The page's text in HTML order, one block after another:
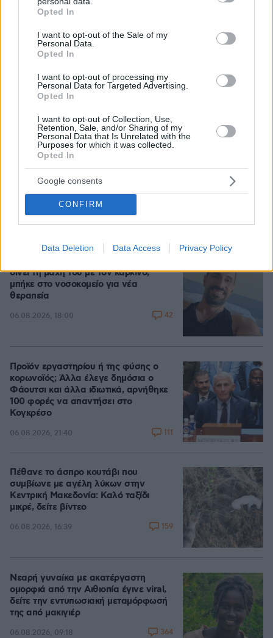
grant or deny consent to Google and its third-party tags to
use your data for below specified purposes in below Google
consent section.
Opted In
I want to opt-out of the Sale of my
Personal Data.
Opted In
I want to opt-out of processing my
Personal Data for Targeted Advertising.
Opted In
I want to opt-out of Collection, Use,
Retention, Sale, and/or Sharing of my
Personal Data that Is Unrelated with the
Purposes for which it was collected.
Opted In
Google consents
CONFIRM
Data Deletion Data Access Privacy Policy
Γιατί δεν έσωσα το κουτάβι: Ο ερευνητής που
κατέγραφε τη συμβίωση του μικρού σκυλιού με
είδε άρρωστο
Αριστοτέλης Δαμίγος: Σε κλίμα
οδύνης έγινε η αποτέφρωση του
συντονιστή που σκοτώθηκε μετά τη
σύγκρουση ελικοπτέρων στην Ψάθα,
φωτογραφίες
δίνει τη μάχη του με τον καρκίνο,
μπήκε στο νοσοκομείο για νέα
θεραπεία
06.08.2026, 18:00 42
Προϊόν εργαστηρίου ή της φύσης ο
κορωνοϊός; Άλλα έλεγε δημόσια ο
Φάουτσι και άλλα ιδιωτικά, αρνήθηκε
100 φορές να απαντήσει στο
Κογκρέσο
06.08.2026, 21:40 111
Πέθανε το άσπρο κουτάβι που
συμβίωνε με αγέλη λύκων στην
Κεντρική Μακεδονία: Καλό ταξίδι
μικρέ, δείτε βίντεο
06.08.2026, 16:39 159
Νεαρή γυναίκα με ακατέργαστη
ομορφιά από την Αιθιοπία έγινε viral,
δείτε την εντυπωσιακή μεταμόρφωσή
της από μακιγιέρ
06.08.2026, 09:18 364